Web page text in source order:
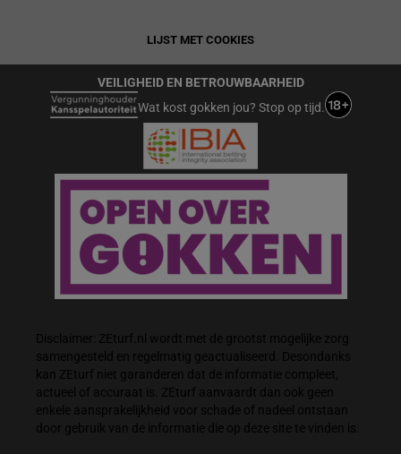
LIJST MET COOKIES
VEILIGHEID EN BETROUWBAARHEID
Wat kost gokken jou? Stop op tijd.
Disclaimer: ZEturf.nl wordt met de grootst mogelijke zorg
samengesteld en regelmatig geactualiseerd. Desondanks
kan ZEturf niet garanderen dat de informatie compleet,
actueel of accuraat is. ZEturf aanvaardt dan ook geen
enkele aansprakelijkheid voor schade of nadeel ontstaan
door gebruik van de informatie die op deze site te vinden is.